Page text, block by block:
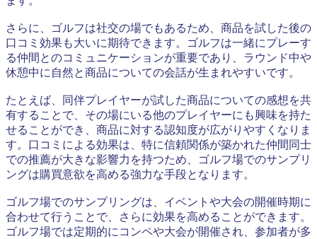
さらに、ゴルフは社交の場でもあるため、商品を試した後の
口コミ効果も大いに期待できます。ゴルフは一緒にプレーす
る仲間とのコミュニケーションが重要であり、ラウンド中や
休憩中に自然と商品についての会話が生まれやすいです。
たとえば、同伴プレイヤーが試した商品についての感想を共
有することで、その場にいる他のプレイヤーにも興味を持た
せることができ、商品に対する認知度が広がりやすくなりま
す。口コミによる効果は、特に信頼関係が築かれた仲間同士
での推薦が大きな影響力を持つため、ゴルフ場でのサンプリ
ングは購買意欲を高める強力な手段となります。
ゴルフ場でのサンプリングは、イベントや大会の開催時期に
合わせて行うことで、さらに効果を高めることができます。
ゴルフ場では定期的にコンペや大会が開催され、参加者が多